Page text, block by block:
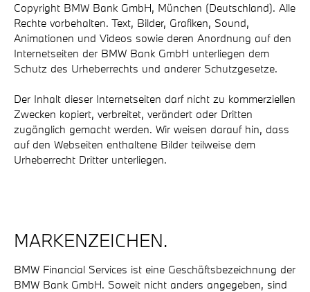
Copyright BMW Bank GmbH, München (Deutschland). Alle
Rechte vorbehalten. Text, Bilder, Grafiken, Sound,
Animationen und Videos sowie deren Anordnung auf den
Internetseiten der BMW Bank GmbH unterliegen dem
Schutz des Urheberrechts und anderer Schutzgesetze.
Der Inhalt dieser Internetseiten darf nicht zu kommerziellen
Zwecken kopiert, verbreitet, verändert oder Dritten
zugänglich gemacht werden. Wir weisen darauf hin, dass
auf den Webseiten enthaltene Bilder teilweise dem
Urheberrecht Dritter unterliegen.
MARKENZEICHEN.
BMW Financial Services ist eine Geschäftsbezeichnung der
BMW Bank GmbH. Soweit nicht anders angegeben, sind